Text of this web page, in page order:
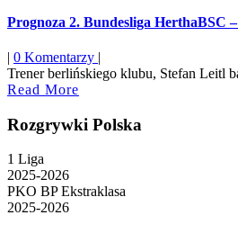
Prognoza 2. Bundesliga HerthaBSC
| 0 Komentarzy |
Trener berlińskiego klubu, Stefan Leitl
Read More
Rozgrywki Polska
1 Liga
2025-2026
PKO BP Ekstraklasa
2025-2026